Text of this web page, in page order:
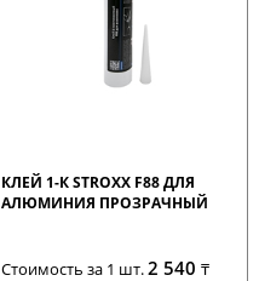
КЛЕЙ 1-К STROXX F88 ДЛЯ
АЛЮМИНИЯ ПРОЗРАЧНЫЙ
Стоимость за 1 шт.2 540₸